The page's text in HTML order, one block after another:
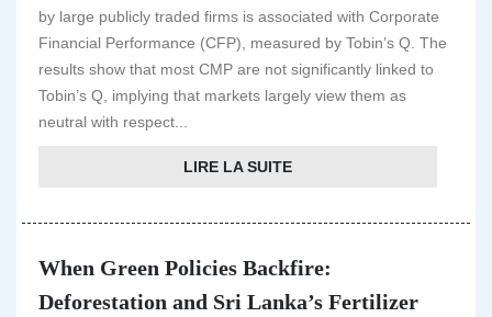
by large publicly traded firms is associated with Corporate
Financial Performance (CFP), measured by Tobin’s Q. The
results show that most CMP are not significantly linked to
Tobin’s Q, implying that markets largely view them as
neutral with respect...
LIRE LA SUITE
When Green Policies Backfire:
Deforestation and Sri Lanka’s Fertilizer